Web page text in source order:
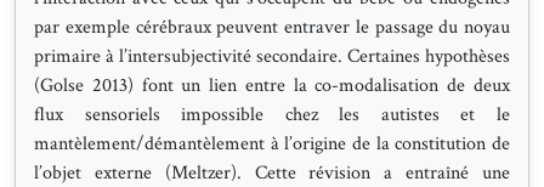
par exemple cérébraux peuvent entraver le passage du noyau
primaire à l’intersubjectivité secondaire. Certaines hypothèses
(Golse 2013) font un lien entre la co-modalisation de deux
flux sensoriels impossible chez les autistes et le
mantèlement/démantèlement à l’origine de la constitution de
l’objet externe (Meltzer). Cette révision a entraîné une